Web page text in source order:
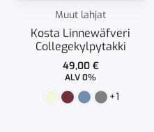
Muut lahjat
Kosta Linnewäfveri
Collegekylpytakki
49,00 €
ALV 0%
+1